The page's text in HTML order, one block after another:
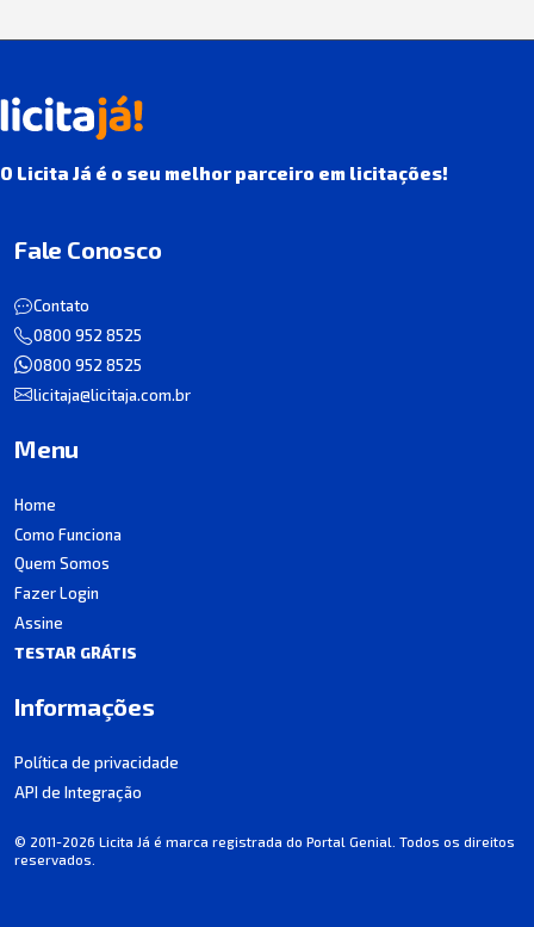
O Licita Já é o seu melhor parceiro em licitações!
Fale Conosco
Contato
0800 952 8525
0800 952 8525
licitaja@licitaja.com.br
Menu
Home
Como Funciona
Quem Somos
Fazer Login
Assine
TESTAR GRÁTIS
Informações
Política de privacidade
API de Integração
© 2011-2026 Licita Já é marca registrada do Portal Genial. Todos os direitos
reservados.